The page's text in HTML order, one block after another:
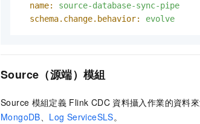
name:
source-database-sync-pipe
schema.change.behavior:
evolve
Source（源端） 模組
Source 模組定義 Flink CDC 資料攝入作業的資料
MongoDB、 Log ServiceSLS。